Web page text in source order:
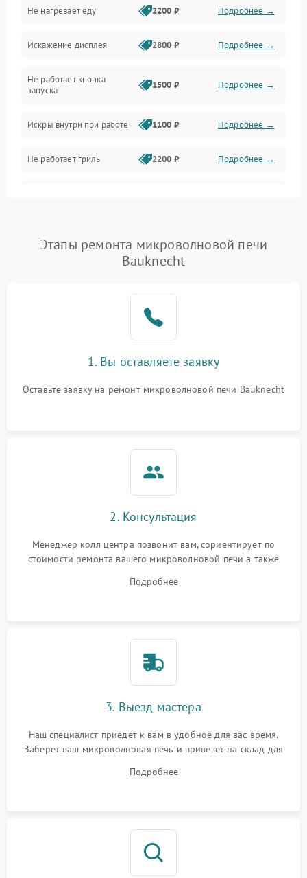
Механические повреждения
Питание и запуск
Нагрев и приготовление
Программное обеспечение
Не нагревает еду 2200 ₽ Подробнее →
Искажение дисплея 2800 ₽ Подробнее →
Не работает кнопка
запуска
1500 ₽ Подробнее →
Искры внутри при работе 1100 ₽ Подробнее →
Не работает гриль 2200 ₽ Подробнее →
Появление запаха гари Подробнее →
2400 ₽ Подробнее →
Не горит подсветка 2000 ₽
Этапы ремонта микроволновой печи
Bauknecht
1. Вы оставляете заявку
Оставьте заявку на ремонт микроволновой печи Bauknecht
2. Консультация
Менеджер колл центра позвонит вам, сориентирует по
стоимости ремонта вашего микроволновой печи а также
Подробнее
3. Выезд мастера
Наш специалист приедет к вам в удобное для вас время.
Заберет ваш микроволновая печь и привезет на склад для
Подробнее